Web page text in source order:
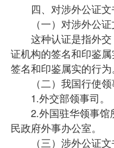
四、对涉外公证文
（一）对涉外公证
这种认证是指外交
证机构的签名和印鉴
签名和印鉴属实的行为
（二）我国行使领
1.外交部领事司。
2.外国驻华领事馆
民政府外事办公室。
（三）涉外公证文